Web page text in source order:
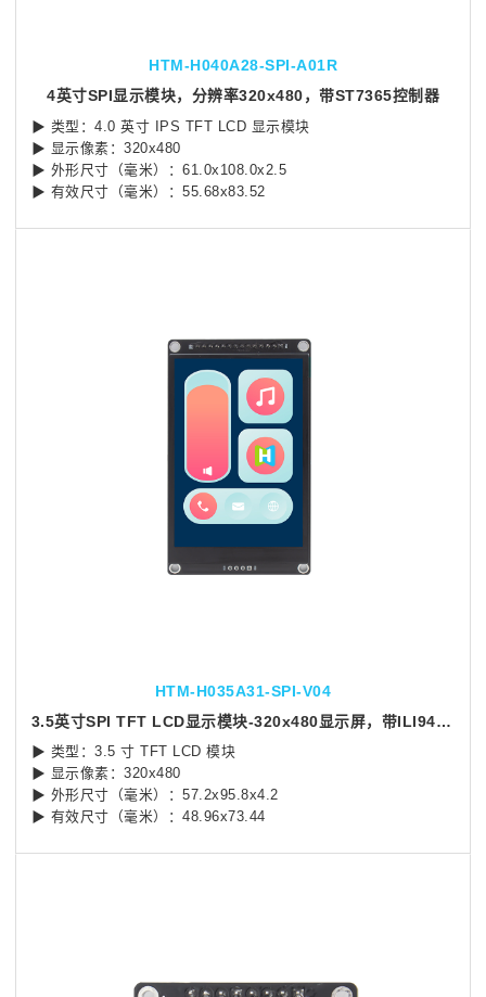
HTM-H040A28-SPI-A01R
4英寸SPI显示模块，分辨率320x480，带ST7365控制器
▶ 类型：4.0 英寸 IPS TFT LCD 显示模块
▶ 显示像素：320x480
▶ 外形尺寸（毫米）：61.0x108.0x2.5
▶ 有效尺寸（毫米）：55.68x83.52
HTM-H035A31-SPI-V04
3.5英寸SPI TFT LCD显示模块-320x480显示屏，带ILI9488控制器
▶ 类型：3.5 寸 TFT LCD 模块
▶ 显示像素：320x480
▶ 外形尺寸（毫米）：57.2x95.8x4.2
▶ 有效尺寸（毫米）：48.96x73.44